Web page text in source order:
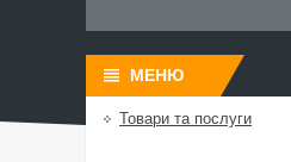
Товари та послуги